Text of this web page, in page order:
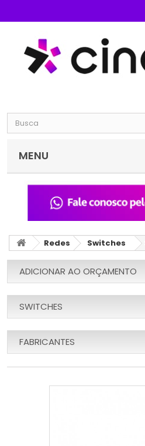
MENU
Redes Switches
ADICIONAR AO ORÇAMENTO
SWITCHES
FABRICANTES